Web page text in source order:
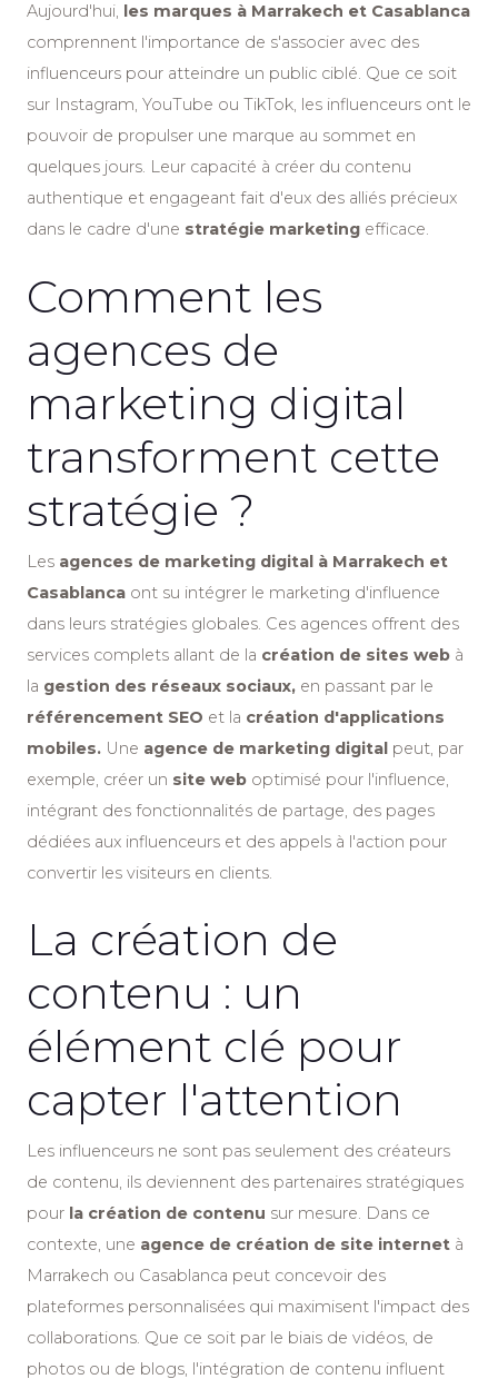
Aujourd'hui, les marques à Marrakech et Casablanca
comprennent l'importance de s'associer avec des
influenceurs pour atteindre un public ciblé. Que ce soit
sur Instagram, YouTube ou TikTok, les influenceurs ont le
pouvoir de propulser une marque au sommet en
quelques jours. Leur capacité à créer du contenu
authentique et engageant fait d'eux des alliés précieux
dans le cadre d'une stratégie marketing efficace.
Comment les
agences de
marketing digital
transforment cette
stratégie ?
Les agences de marketing digital à Marrakech et
Casablanca ont su intégrer le marketing d'influence
dans leurs stratégies globales. Ces agences offrent des
services complets allant de la création de sites web à
la gestion des réseaux sociaux, en passant par le
référencement SEO et la création d'applications
mobiles. Une agence de marketing digital peut, par
exemple, créer un site web optimisé pour l'influence,
intégrant des fonctionnalités de partage, des pages
dédiées aux influenceurs et des appels à l'action pour
convertir les visiteurs en clients.
La création de
contenu : un
élément clé pour
capter l'attention
Les influenceurs ne sont pas seulement des créateurs
de contenu, ils deviennent des partenaires stratégiques
pour la création de contenu sur mesure. Dans ce
contexte, une agence de création de site internet à
Marrakech ou Casablanca peut concevoir des
plateformes personnalisées qui maximisent l'impact des
collaborations. Que ce soit par le biais de vidéos, de
photos ou de blogs, l'intégration de contenu influent